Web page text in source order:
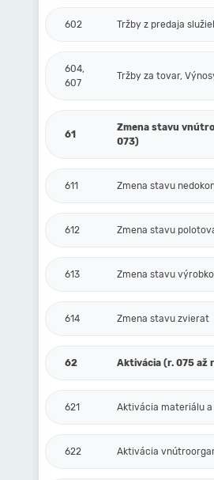
602 Tržby z predaja
604,
607
Tržby za tovar,
61
Zmena stavu
073)
611 Zmena stavu
612 Zmena stavu
613 Zmena stavu
614 Zmena stavu zvierat
62 Aktivácia (r. 075 až
621 Aktivácia materiálu
622 Aktivácia